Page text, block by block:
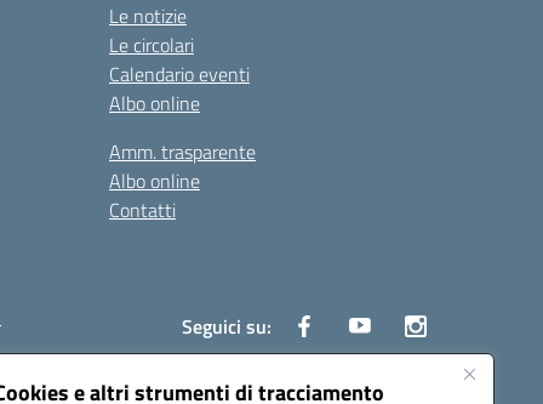
e altri strumenti di tracciamento
Le notizie
Le circolari
Calendario eventi
Albo online
Amm. trasparente
Albo online
Contatti
Seguici su: